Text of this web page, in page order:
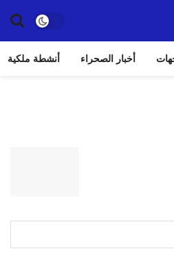
أخبار الصحراء أنشطة ملكية